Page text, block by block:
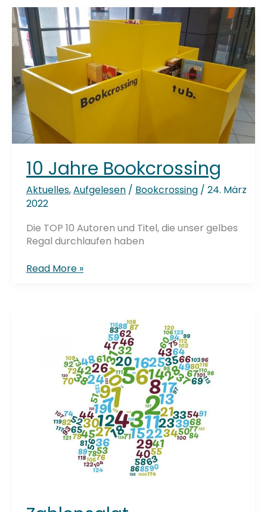
TUB
–
Mitnehmen
–
Lesen
–
Freilassen
10 Jahre Bookcrossing
Aktuelles,Aufgelesen / Bookcrossing / 24. März
2022
Die TOP 10 Autoren und Titel, die unser gelbes
Regal durchlaufen haben
10
Read More »